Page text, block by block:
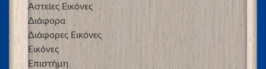
Αστείες Εικόνες
Διάφορα
Διάφορες Εικόνες
Εικόνες
Επιστήμη